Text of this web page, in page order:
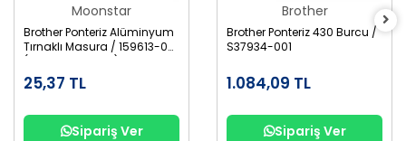
Moonstar
Brother Ponteriz Alüminyum
Tırnaklı Masura / 159613-001
(B1827-280-000)
25,37 TL
Sipariş Ver
Brother
Brother Ponteriz 430 Burcu /
S37934-001
1.084,09 TL
Sipariş Ver